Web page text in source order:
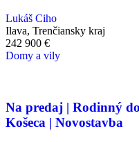
Lukáš Ciho
Ilava, Trenčiansky kraj
242 900 €
Domy a vily
Na predaj | Rodinný
Košeca | Novostavba